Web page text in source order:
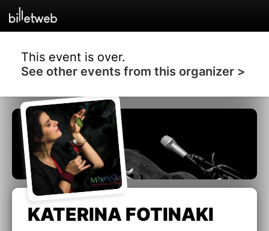
This event is over.
See other events from this organizer >
KATERINA FOTINAKI